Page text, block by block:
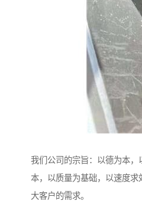
我们公司的宗旨：以德为本，
本，以质量为基础，以速度求
大客户的需求。